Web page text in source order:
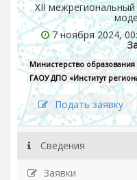
XII
7 ноября 2024,
Министерство
ГАОУ ДПО «Институт
Подать заявку
Сведения
Заявки